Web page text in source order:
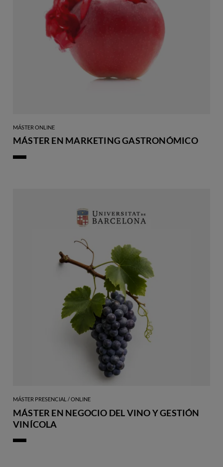
MÁSTER ONLINE
MÁSTER EN MARKETING GASTRONÓMICO
MÁSTER PRESENCIAL / ONLINE
MÁSTER EN NEGOCIO DEL VINO Y GESTIÓN
VINÍCOLA